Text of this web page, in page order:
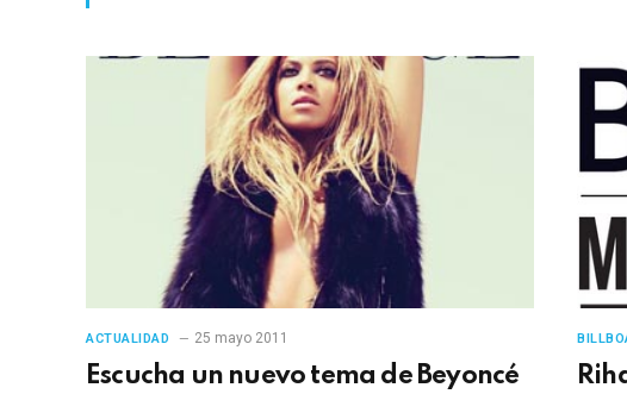
ACTUALIDAD 25 mayo 2011
Escucha un nuevo tema de Beyoncé